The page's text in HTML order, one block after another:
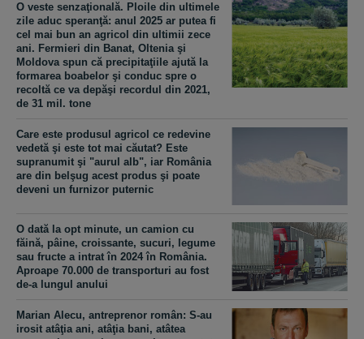
O veste senzaţională. Ploile din ultimele
zile aduc speranţă: anul 2025 ar putea fi
cel mai bun an agricol din ultimii zece
ani. Fermieri din Banat, Oltenia şi
Moldova spun că precipitaţiile ajută la
formarea boabelor şi conduc spre o
recoltă ce va depăşi recordul din 2021,
de 31 mil. tone
Care este produsul agricol ce redevine
vedetă şi este tot mai căutat? Este
supranumit şi "aurul alb", iar România
are din belşug acest produs şi poate
deveni un furnizor puternic
O dată la opt minute, un camion cu
făină, pâine, croissante, sucuri, legume
sau fructe a intrat în 2024 în România.
Aproape 70.000 de transporturi au fost
de-a lungul anului
Marian Alecu, antreprenor român: S-au
irosit atâţia ani, atâţia bani, atâtea